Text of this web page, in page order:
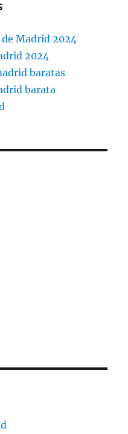
Madrid 2024
2024
baratas
barata